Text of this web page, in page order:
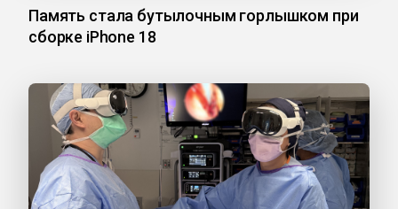
Память стала бутылочным горлышком при
сборке iPhone 18